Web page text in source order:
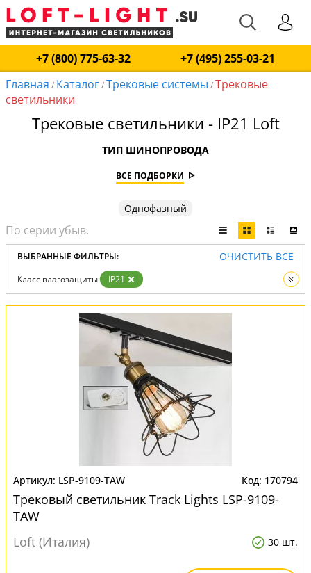
+7 (800) 775-63-32
+7 (495) 255-03-21
Главная / Каталог/Трековые системы /Трековые
светильники
Трековые светильники - IP21 Loft
ТИП ШИНОПРОВОДА
ВСЕ ПОДБОРКИ
Однофазный
ВЫБРАННЫЕ ФИЛЬТРЫ: ОЧИСТИТЬ ВСЕ
Класс влагозащиты:
IP21
Тип:
Трековые светильники Вид: Трековые системы
LSP-9109-TAW 170794
Трековый светильник Track Lights LSP-9109-
TAW
Loft (Италия)
30 шт.